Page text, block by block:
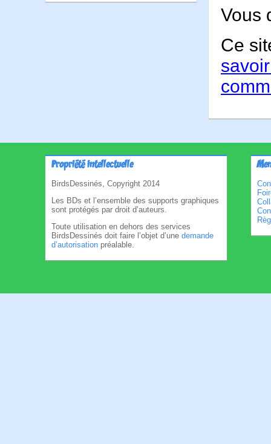
Vous
Ce
Propriété intellectuelle
BirdsDessinés, Copyright 2014
Les BDs et l’ensemble des supports graphiques
sont protégés par droit d’auteurs.
Toute utilisation en dehors des services
BirdsDessinés doit faire l’objet d’une demande
d’autorisation préalable.